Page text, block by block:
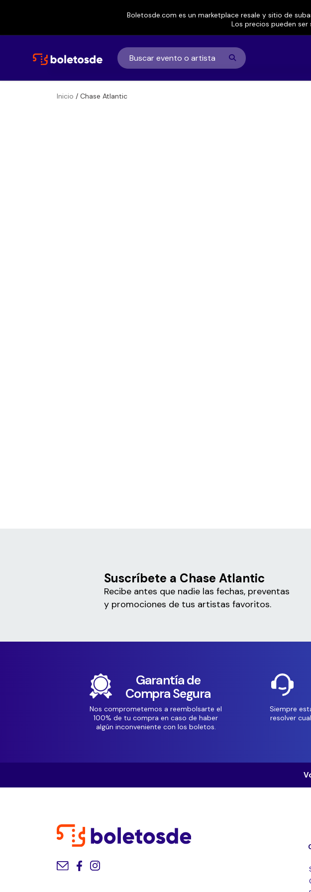
Boletosde.com es un marketplace resale y sitio de
Los precios pueden ser
Inicio / Chase Atlantic
Suscríbete a Chase Atlantic
Recibe antes que nadie las fechas, preventas
y promociones de tus artistas favoritos.
Garantía de
Compra Segura
Nos comprometemos a reembolsarte el
100% de tu compra en caso de haber
algún inconveniente con los boletos.
Siempre
resolver